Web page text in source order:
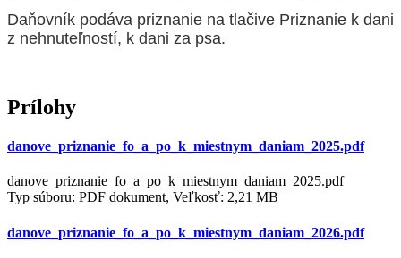
Daňovník podáva priznanie na tlačive Priznanie k dani
z nehnuteľností, k dani za psa.
Prílohy
danove_priznanie_fo_a_po_k_miestnym_daniam_2025.pdf
danove_priznanie_fo_a_po_k_miestnym_daniam_2025.pdf
Typ súboru: PDF dokument, Veľkosť: 2,21 MB
danove_priznanie_fo_a_po_k_miestnym_daniam_2026.pdf